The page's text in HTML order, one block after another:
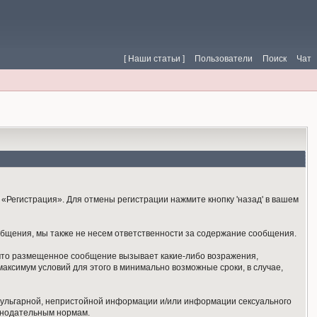
Чат
Поиск
Пользователи
[ Наши статьи ]
Для отмены регистрации нажмите кнопку 'назад' в вашем
мы также не несем ответственности за содержание сообщения.
размещенное сообщение вызывает какие-либо возражения,
условий для этого в минимально возможные сроки, в случае,
непристойной информации и/или информации сексуального
нормам.